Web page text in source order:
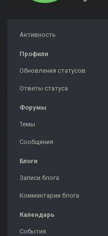
Активность
Профили
Обновления статусов
Ответы статуса
Форумы
Темы
Сообщения
Блоги
Записи блога
Комментарии блога
Календарь
События